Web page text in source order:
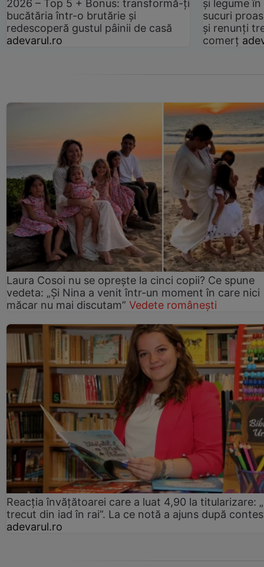
2026 – Top 5 + Bonus: transformă-ți
bucătăria într-o brutărie și
redescoperă gustul pâinii de casă
adevarul.ro
și legume
sucuri
și renunți
comerț
Laura Cosoi nu se oprește la cinci copii? Ce spune
vedeta: „Și Nina a venit într-un moment în care nici
măcar nu mai discutam” Vedete românești
Reacția învățătoarei care a luat 4,90 la titularizare:
trecut din iad în rai”. La ce notă a ajuns după
adevarul.ro